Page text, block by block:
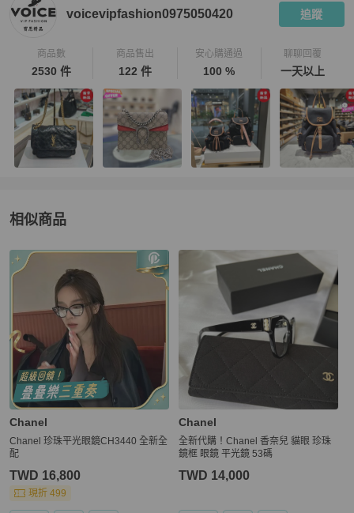
voicevipfashion0975050420 追蹤
商品數
2530 件
商品售出
122 件
安心購通過
100 %
聊聊回覆
一天以上
相似商品
更多相似Chanel女士配件推薦精品
Chanel
Chanel 珍珠平光眼鏡CH3440 全新全
配
TWD 16,800
現折 499
Chanel
全新代購！Chanel 香奈兒 貓眼 珍珠
鏡框 眼鏡 平光鏡 53碼
TWD 14,000